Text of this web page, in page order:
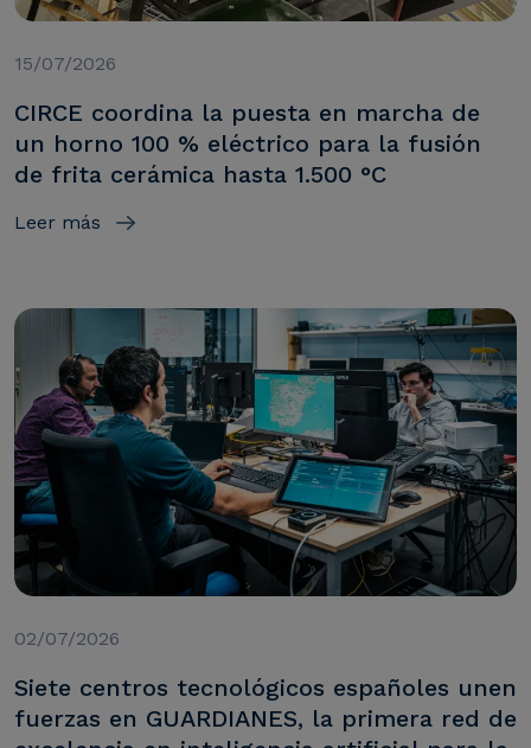
15/07/2026
CIRCE coordina la puesta en marcha de
un horno 100 % eléctrico para la fusión
de frita cerámica hasta 1.500 °C
Leer más
02/07/2026
Siete centros tecnológicos españoles unen
fuerzas en GUARDIANES, la primera red de